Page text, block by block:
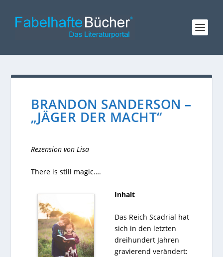
BRANDON SANDERSON –
„JÄGER DER MACHT“
Rezension von Lisa
There is still magic….
Inhalt
Das Reich Scadrial hat
sich in den letzten
dreihundert Jahren
gravierend verändert: